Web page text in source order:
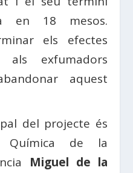
en 18 mesos.
els efectes
exfumadors
aquest
del projecte és
Química de la
Miguel de la